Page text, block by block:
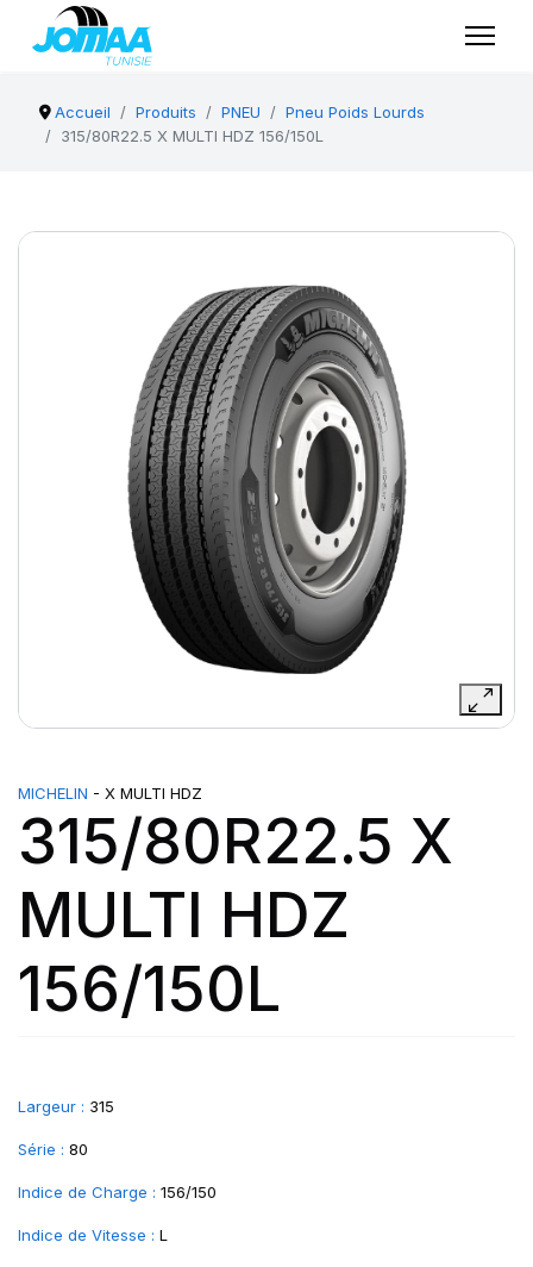
Accueil Produits PNEU
Pneu Poids Lourds
315/80R22.5 X MULTI HDZ 156/150L
MICHELIN - X MULTI HDZ
315/80R22.5 X
MULTI HDZ
156/150L
Largeur : 315
Série : 80
Indice de Charge : 156/150
Indice de Vitesse : L